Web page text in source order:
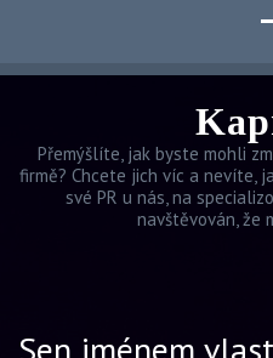
Přemýšlíte, jak byste mohli
firmě? Chcete jich víc a nevíte,
své PR u nás, na
navštěvován, že
Sen jménem